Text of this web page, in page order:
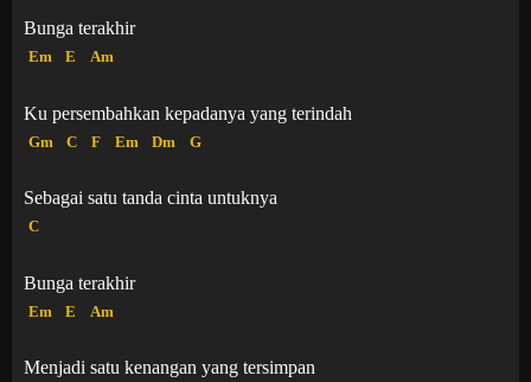
Bunga terakhir
Em E Am
Ku persembahkan kepadanya yang terindah
Gm C F Em Dm G
Sebagai satu tanda cinta untuknya
C
Bunga terakhir
Em E Am
Menjadi satu kenangan yang tersimpan